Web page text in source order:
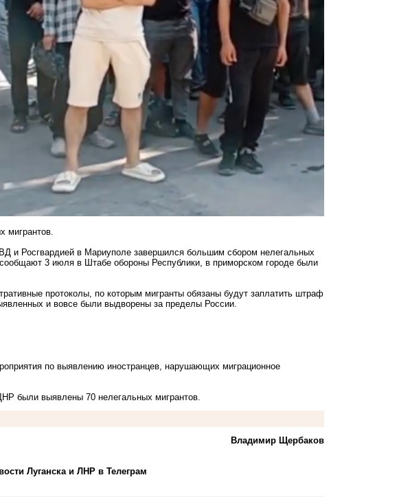
мигрантов.
Росгвардией в Мариуполе завершился большим сбором нелегальных
3 июля в Штабе обороны Республики, в приморском городе были
протоколы, по которым мигранты обязаны будут заплатить штраф
и вовсе были выдворены за пределы России.
по выявлению иностранцев, нарушающих миграционное
были выявлены 70 нелегальных мигрантов.
Владимир Щербаков
Луганска и ЛНР в Телеграм